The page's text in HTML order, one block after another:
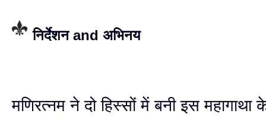
निर्देशन and अभिनय
मणिरत्नम ने दो हिस्सों में बनी इस महागाथा